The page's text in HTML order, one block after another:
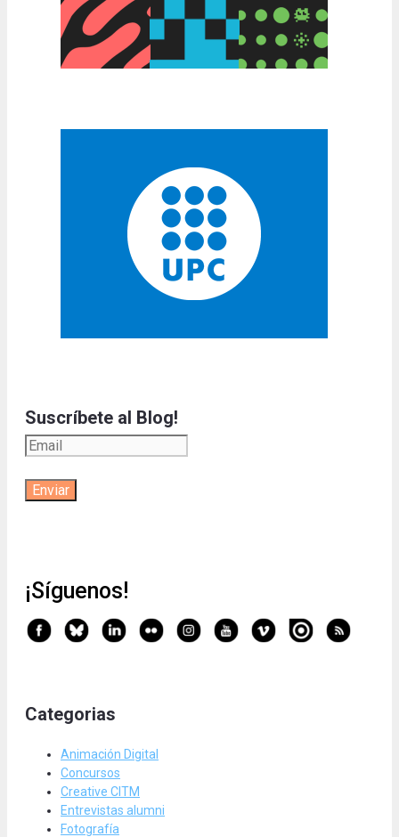
Suscríbete al Blog!
¡Síguenos!
Categorias
Animación Digital
Concursos
Creative CITM
Entrevistas alumni
Fotografía